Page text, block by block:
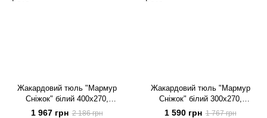
Жакардовий тюль "Мармур
Сніжок" білий 400х270,
люверси
1 967 грн 2 186 грн
Жакардовий тюль "Мармур
Сніжок" білий 300х270,
люверси
1 590 грн 1 767 грн